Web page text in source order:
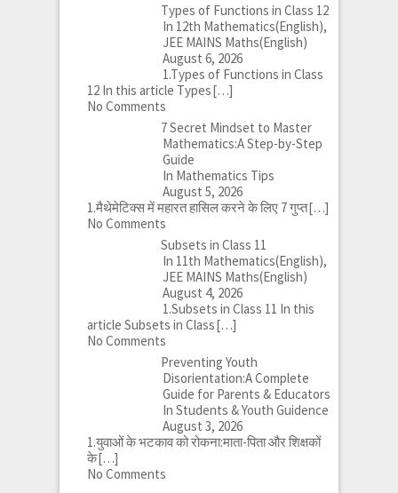
Types of Functions in Class 12
In 12th Mathematics(English),
JEE MAINS Maths(English)
August 6, 2026
1.Types of Functions in Class
12 In this article Types[…]
No Comments
7 Secret Mindset to Master
Mathematics:A Step-by-Step
Guide
In Mathematics Tips
August 5, 2026
1.मैथेमेटिक्स में महारत हासिल करने के लिए 7 गुप्त[…]
No Comments
Subsets in Class 11
In 11th Mathematics(English),
JEE MAINS Maths(English)
August 4, 2026
1.Subsets in Class 11 In this
article Subsets in Class[…]
No Comments
Preventing Youth
Disorientation:A Complete
Guide for Parents & Educators
In Students & Youth Guidence
August 3, 2026
1.युवाओं के भटकाव को रोकना:माता-पिता और शिक्षकों
के[…]
No Comments